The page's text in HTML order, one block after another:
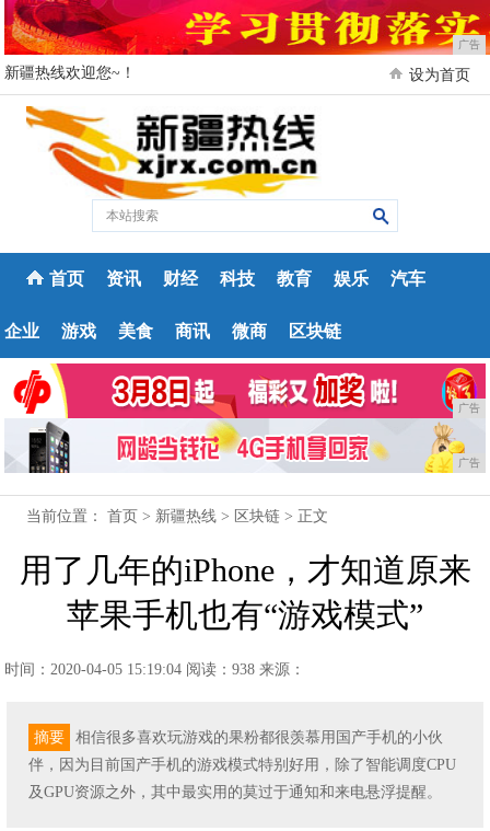
广告
新疆热线欢迎您~！ 设为首页
首页 资讯 财经 科技 教育 娱乐 汽车
企业 游戏 美食 商讯 微商 区块链
广告
广告
当前位置：首页 > 新疆热线 > 区块链 > 正文
用了几年的iPhone，才知道原来
苹果手机也有“游戏模式”
时间：2020-04-05 15:19:04 阅读：938 来源：
摘要
相信很多喜欢玩游戏的果粉都很羡慕用国产手机的小伙
伴，因为目前国产手机的游戏模式特别好用，除了智能调度CPU
及GPU资源之外，其中最实用的莫过于通知和来电悬浮提醒。